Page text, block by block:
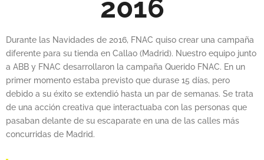
2016
Durante las Navidades de 2016, FNAC quiso crear una campaña
diferente para su tienda en Callao (Madrid). Nuestro equipo junto
a ABB y FNAC desarrollaron la campaña Querido FNAC. En un
primer momento estaba previsto que durase 15 días, pero
debido a su éxito se extendió hasta un par de semanas. Se trata
de una acción creativa que interactuaba con las personas que
pasaban delante de su escaparate en una de las calles más
concurridas de Madrid.